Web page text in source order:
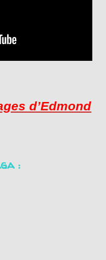
d’Edmond
: